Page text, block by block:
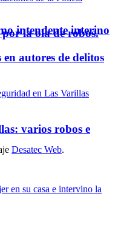
la ola de robos.
autores de delitos
varios robos e
intendente interino
Desatec Web.